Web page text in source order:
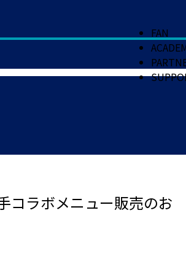
FAN
ラボメニュー販売のお